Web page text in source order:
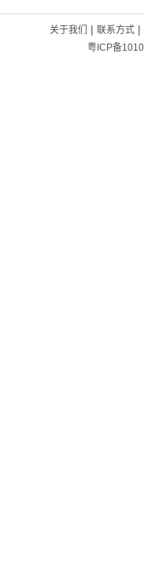
关于我们 | 联系方式|
粤ICP备